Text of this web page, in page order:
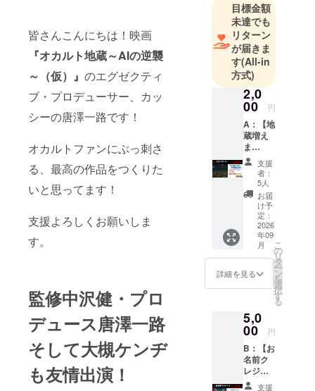
皆さんこんにちは！映画
『オカルト地蔵～AIの逆襲
～（仮）』 のエグゼクティ
ブ・プロデューサー、カッ
シーの唐澤一路です！
オカルトファンにぶっ刺さ
る、最高の作品をつくりた
いと思ってます！
支援よろしくお願いしま
す。
監修中沢健・プロ
デュース唐澤一路
そして大槻ケンヂ
も友情出演！
目標金額
未達でも
リターン
が届きま
す(All-in
方式)
2,0
00 円
A：【地
蔵増え
ま
す！】
コース
・１支
援ごと
に劇中
に地蔵
が１体
増えま
す！ ・
あなた
により
送られ
情」
（トラ
ウマ体
験な
ど）を
書いた
文章が
支援
者：
5人
お届
け予
定：
2026
年09
月
詳細を見る
こ
の
リ
タ
ー
ン
を
選
択
す
る
5,0
00 円
B：【お
名前ク
レジッ
ト】支援